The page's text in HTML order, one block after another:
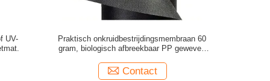
UV-
Praktisch onkruidbestrijdingsmembraan 60
gram, biologisch afbreekbaar PP geweven
Contact